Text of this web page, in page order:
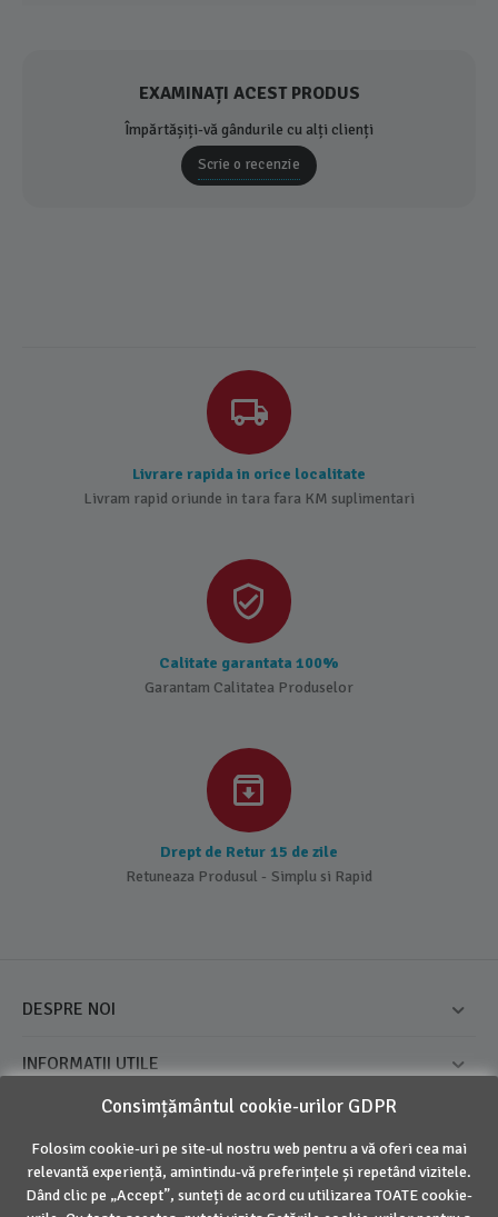
EXAMINAȚI ACEST PRODUS
Împărtășiți-vă gândurile cu alți clienți
Scrie o recenzie
Livrare rapida in orice localitate
Livram rapid oriunde in tara fara KM suplimentari
Calitate garantata 100%
Garantam Calitatea Produselor
Drept de Retur 15 de zile
Retuneaza Produsul - Simplu si Rapid
DESPRE NOI
INFORMATII UTILE
CONTUL MEU
CONTACT
Consimțământul cookie-urilor GDPR
Folosim cookie-uri pe site-ul nostru web pentru a vă oferi cea mai
relevantă experiență, amintindu-vă preferințele și repetând vizitele.
Dând clic pe „Accept”, sunteți de acord cu utilizarea TOATE cookie-